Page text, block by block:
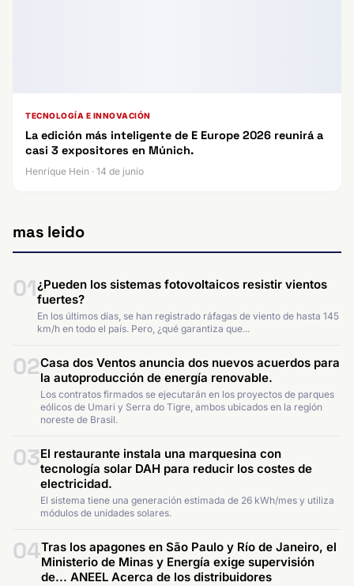
TECNOLOGÍA E INNOVACIÓN
La edición más inteligente de E Europe 2026 reunirá a
casi 3 expositores en Múnich.
Henrique Hein · 14 de junio
mas leido
01¿Pueden los sistemas fotovoltaicos resistir vientos
fuertes?
En los últimos días, se han registrado ráfagas de viento de hasta 145
km/h en todo el país. Pero, ¿qué garantiza que...
02Casa dos Ventos anuncia dos nuevos acuerdos para
la autoproducción de energía renovable.
Los contratos firmados se ejecutarán en los proyectos de parques
eólicos de Umari y Serra do Tigre, ambos ubicados en la región
noreste de Brasil.
03El restaurante instala una marquesina con
tecnología solar DAH para reducir los costes de
electricidad.
El sistema tiene una generación estimada de 26 kWh/mes y utiliza
módulos de unidades solares.
04Tras los apagones en São Paulo y Río de Janeiro, el
Ministerio de Minas y Energía exige supervisión
de... ANEEL Acerca de los distribuidores